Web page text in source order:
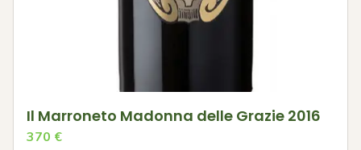
Il Marroneto Madonna delle Grazie 2016
370 €